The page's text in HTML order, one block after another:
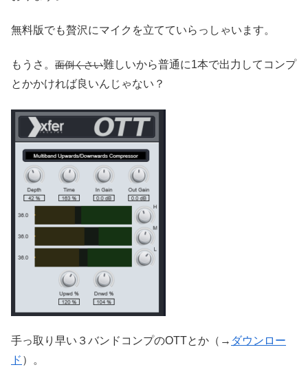
無料版でも贅沢にマイクを立てていらっしゃいます。
もうさ。 面倒くさい難しいから普通に1本で出力してコンプ
とかかければ良いんじゃない？
手っ取り早い３バンドコンプのOTTとか（→ ダウンロー
ド ）。